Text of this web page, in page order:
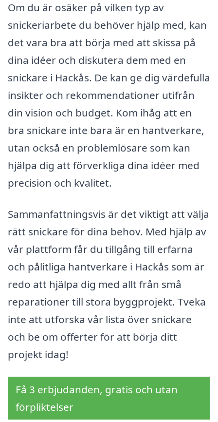
Om du är osäker på vilken typ av
snickeriarbete du behöver hjälp med, kan
det vara bra att börja med att skissa på
dina idéer och diskutera dem med en
snickare i Hackås. De kan ge dig värdefulla
insikter och rekommendationer utifrån
din vision och budget. Kom ihåg att en
bra snickare inte bara är en hantverkare,
utan också en problemlösare som kan
hjälpa dig att förverkliga dina idéer med
precision och kvalitet.
Sammanfattningsvis är det viktigt att välja
rätt snickare för dina behov. Med hjälp av
vår plattform får du tillgång till erfarna
och pålitliga hantverkare i Hackås som är
redo att hjälpa dig med allt från små
reparationer till stora byggprojekt. Tveka
inte att utforska vår lista över snickare
och be om offerter för att börja ditt
projekt idag!
Få 3 erbjudanden, gratis och utan
förpliktelser